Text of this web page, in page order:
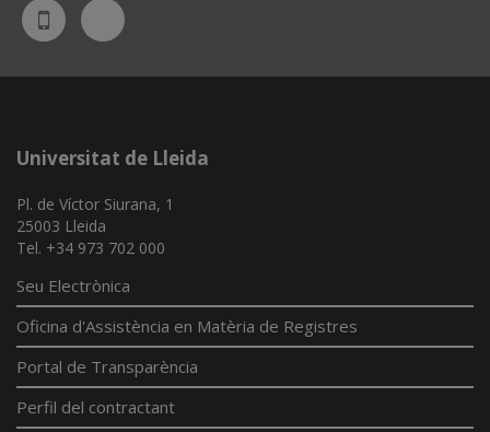
UdL
App
Bluesky
Universitat de Lleida
Pl. de Víctor Siurana, 1
25003 Lleida
Tel. +34 973 702 000
Seu Electrònica
Oficina d'Assistència en Matèria de Registres
Portal de Transparència
Perfil del contractant